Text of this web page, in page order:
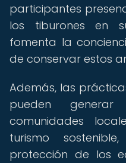
participantes
los tiburones en
fomenta la
de conservar estos
Además, las
pueden
comunidades
turismo
protección de los